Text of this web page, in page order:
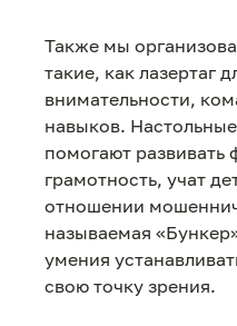
Также мы
такие, как лазертаг
внимательности,
навыков.
помогают развивать
грамотность, учат
отношении
называемая
умения
свою точку зрения.